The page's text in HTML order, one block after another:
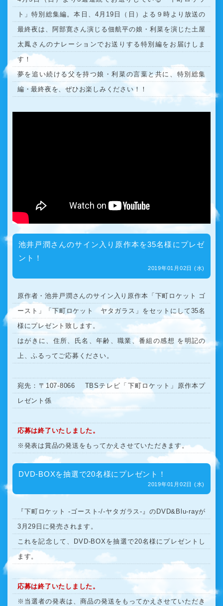
ト」特別総集編。本日、4月19日（日）よる９時より放送の
最終夜は、阿部寛さん演じる佃航平の娘・利菜を演じた土屋
太鳳さんのナレーションでお送りする特別編をお届けしま
す！
夢を追い続ける父を持つ娘・利菜の言葉と共に、特別総集
編・最終夜を、ぜひお楽しみください！！
池井戸潤さんのサイン入り原作本を35名様にプレゼ
ント！
2019年01月02日 (水)
原作者・池井戸潤さんのサイン入り原作本「下町ロケット ゴ
ースト」「下町ロケット ヤタガラス」をセットにして35名
様にプレゼント致します。
はがきに、住所、氏名、年齢、職業、番組の感想 を明記の
上、ふるってご応募ください。
宛先：〒107-8066 TBSテレビ「下町ロケット」原作本プ
レゼント係
応募は終了いたしました。
※発表は賞品の発送をもってかえさせていただきます。
DVD-BOXを抽選で20名様にプレゼント！
2019年01月02日 (水)
『下町ロケット -ゴースト-/-ヤタガラス-』のDVD&Blu-rayが
3月29日に発売されます。
これを記念して、DVD-BOXを抽選で20名様にプレゼントし
ます。
応募は終了いたしました。
※当選者の発表は、商品の発送をもってかえさせていただき